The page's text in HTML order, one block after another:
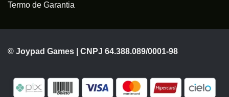
Termo de Garantia
© Joypad Games | CNPJ 64.388.089/0001-98